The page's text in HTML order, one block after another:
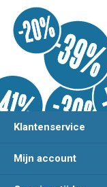
Klantenservice
Mijn account